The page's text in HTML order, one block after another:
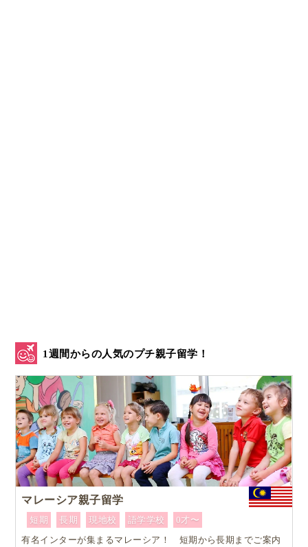
小学校6年生の授業では
グループで1つの政党を選びそ
の党の政策について調べます。
1週間からの人気のプチ親子留学！
マレーシア親子留学
短期 長期 現地校 語学学校
0才〜
有名インターが集まるマレーシア！ 短期から長期までご案内